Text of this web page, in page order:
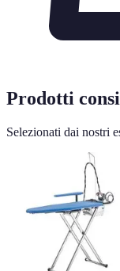
Prodotti
Selezionati dai nostri